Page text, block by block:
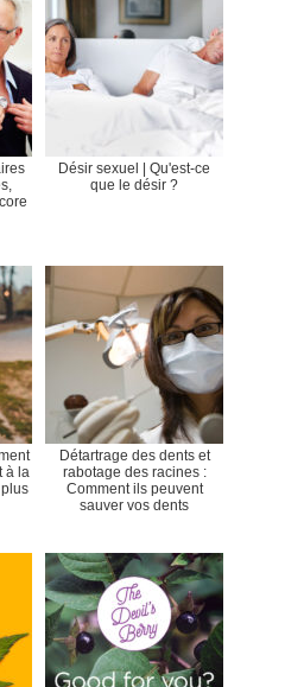
Désir sexuel | Qu'est-ce
que le désir ?
à la
Détartrage des dents et
rabotage des racines :
Comment ils peuvent
sauver vos dents